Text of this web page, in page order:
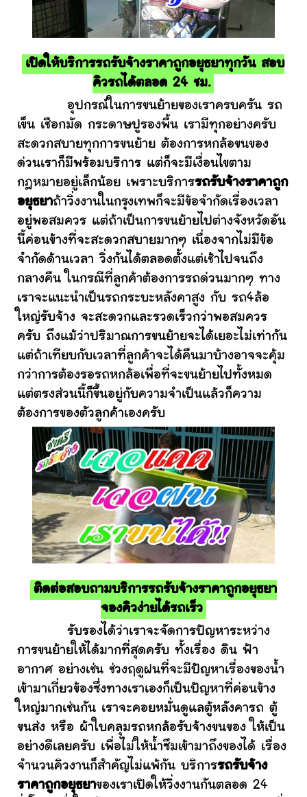
เปิดให้บริการรถรับจ้างราคาถูกอยุธยาทุกวัน สอบ
คิวรถได้ตลอด 24 ชม.
อุปกรณ์ในการขนย้ายของเราครบครัน รถ
เข็น เชือกมัด กระดาษปูรองพื้น เรามีทุกอย่างครับ
สะดวกสบายทุกการขนย้าย ต้องการหกล้อขนของ
ด่วนเราก็มีพร้อมบริการ แต่ก็จะมีเงื่อนไขตาม
กฎหมายอยู่เล็กน้อย เพราะบริการรถรับจ้างราคาถูก
อยุธยาถ้าวิ่งงานในกรุงเทพก็จะมีข้อจำกัดเรื่องเวลา
อยู่พอสมควร แต่ถ้าเป็นการขนย้ายไปต่างจังหวัดอัน
นี้ค่อนข้างที่จะสะดวกสบายมากๆ เนื่องจากไม่มีข้อ
จำกัดด้านเวลา วิ่งกันได้ตลอดตั้งแต่เช้าไปจนถึง
กลางคืน ในกรณีที่ลูกค้าต้องการรถด่วนมากๆ ทาง
เราจะแนะนำเป็นรถกระบะหลังคาสูง กับ รถ4ล้อ
ใหญ่รับจ้าง จะสะดวกและรวดเร็วกว่าพอสมควร
ครับ ถึงแม้ว่าปริมาณการขนย้ายจะได้เยอะไม่เท่ากัน
แต่ถ้าเทียบกับเวลาที่ลูกค้าจะได้คืนมาบ้างอาจจะคุ้ม
กว่าการต้องรอรถหกล้อเพื่อที่จะขนย้ายไปทั้งหมด
แต่ตรงส่วนนี้ก็ขึ้นอยู่กับความจำเป็นแล้วก็ความ
ต้องการของตัวลูกค้าเองครับ
ติดต่อสอบถามบริการรถรับจ้างราคาถูกอยุธยา
จองคิวง่ายได้รถเร็ว
รับรองได้ว่าเราจะจัดการปัญหาระหว่าง
การขนย้ายให้ได้มากที่สุดครับ ทั้งเรื่อง ดิน ฟ้า
อากาศ อย่างเช่น ช่วงฤดูฝนที่จะมีปัญหาเรื่องของน้ำ
เข้ามาเกี่ยวข้องซึ่งทางเราเองก็เป็นปัญหาที่ค่อนข้าง
ใหญ่มากเช่นกัน เราจะคอยหมั่นดูแลตู้หลังคารถ ตู้
ขนส่ง หรือ ผ้าใบคลุมรถหกล้อรับจ้างขนของ ให้เป็น
อย่างดีเลยครับ เพื่อไม่ให้น้ำซึมเข้ามาถึงของได้ เรื่อง
จำนวนคิวงานก็สำคัญไม่แพ้กัน บริการรถรับจ้าง
ราคาถูกอยุธยาของเราเปิดให้วิ่งงานกันตลอด 24